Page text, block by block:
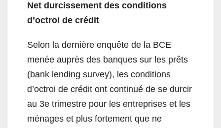
Net durcissement des conditions
d’octroi de crédit
Selon la dernière enquête de la BCE
menée auprès des banques sur les prêts
(bank lending survey), les conditions
d’octroi de crédit ont continué de se durcir
au 3e trimestre pour les entreprises et les
ménages et plus fortement que ne